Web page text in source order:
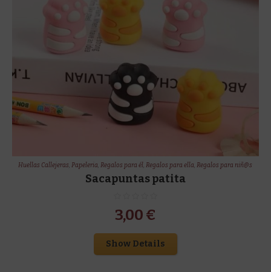
Huellas Callejeras,Papeleria,Regalos para él,Regalos para ella,Regalos para niñ@s
Sacapuntas patita
3,00 €
Show Details